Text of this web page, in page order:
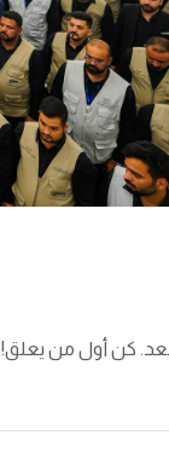
بعد. كن أول من يعلق!